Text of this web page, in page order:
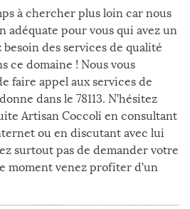
à chercher plus loin car nous
adéquate pour vous qui avez un
des services de qualité
ce domaine ! Nous vous
faire appel aux services de
dans le 78113. N’hésitez
Artisan Coccoli en consultant
ou en discutant avec lui
surtout pas de demander votre
moment venez profiter d’un